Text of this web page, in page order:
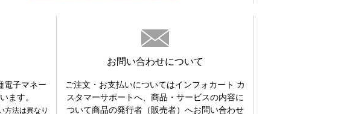
電子マネー
ます。
方法は異なり
お問い合わせについて
ご注文・お支払いについてはインフォカート カ
スタマーサポートへ、商品・サービスの内容に
ついて商品の発行者（販売者）へお問い合わせ